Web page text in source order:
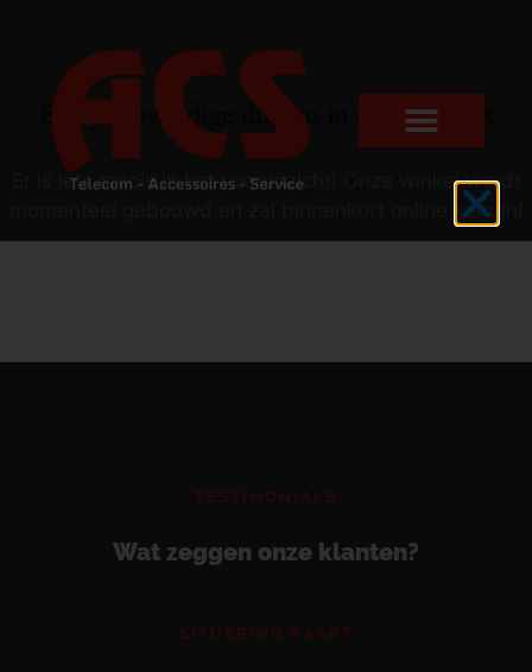
Er zijn geweldige dingen in het verschiet
Er is iets moois in het vooruitzicht! Onze winkel wordt
momenteel gebouwd en zal binnenkort online komen!
TESTIMONIALS
Wat zeggen onze klanten?
SITUERING KAART